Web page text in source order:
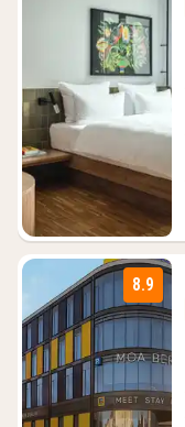
8.9